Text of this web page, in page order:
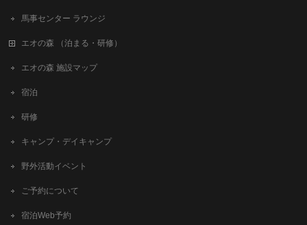
馬事センター ラウンジ
エオの森 （泊まる・研修）
エオの森 施設マップ
宿泊
研修
キャンプ・デイキャンプ
野外活動イベント
ご予約について
宿泊Web予約